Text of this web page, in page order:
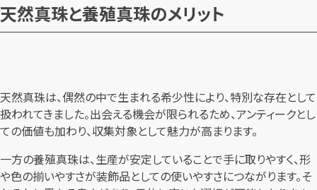
天然真珠と養殖真珠のメリット
天然真珠は、偶然の中で生まれる希少性により、特別な存在として
扱われてきました。出会える機会が限られるため、アンティークとし
ての価値も加わり、収集対象として魅力が高まります。
一方の養殖真珠は、生産が安定していることで手に取りやすく、形
や色の揃いやすさが装飾品としての使いやすさにつながります。そ